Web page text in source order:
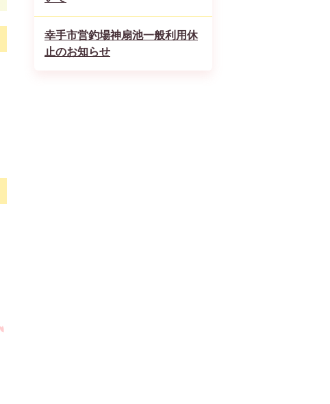
幸手市営釣場神扇池一般利用休
止のお知らせ